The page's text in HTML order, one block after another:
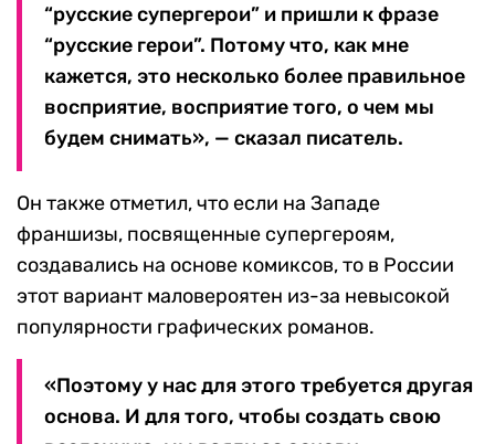
“русские супергерои” и пришли к фразе
“русские герои”. Потому что, как мне
кажется, это несколько более правильное
восприятие, восприятие того, о чем мы
будем снимать», — сказал писатель.
Он также отметил, что если на Западе
франшизы, посвященные супергероям,
создавались на основе комиксов, то в России
этот вариант маловероятен из-за невысокой
популярности графических романов.
«Поэтому у нас для этого требуется другая
основа. И для того, чтобы создать свою